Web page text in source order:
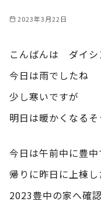
2023年3月22日
こんばんは ダイ
今日は雨でしたね
少し寒いですが
明日は暖かくなるそ
今日は午前中に豊
帰りに昨日に上棟し
2023豊中の家へ確